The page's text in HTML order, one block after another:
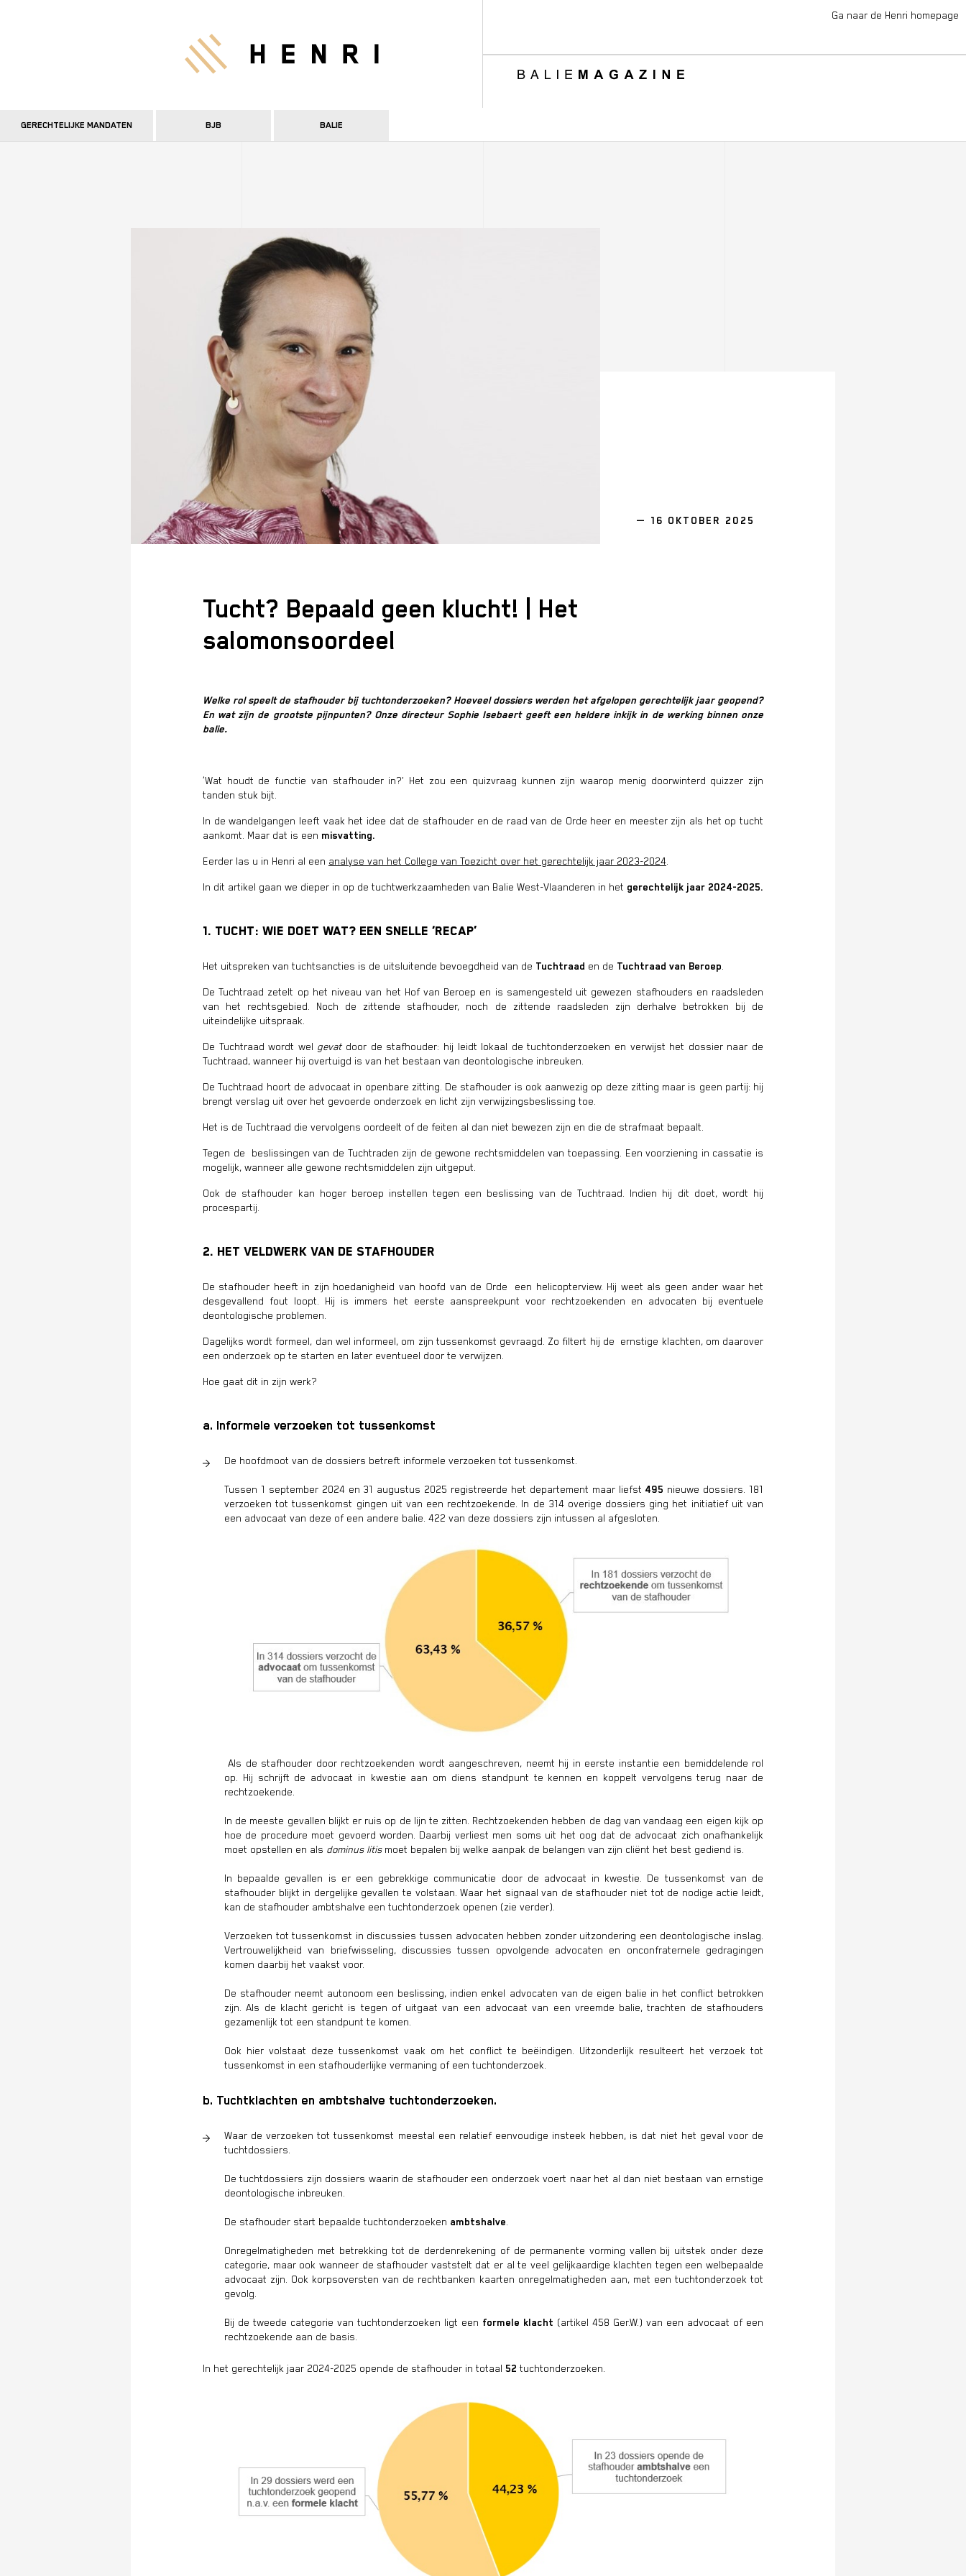
Henri
GERECHTELIJKE MANDATEN BJB BALIE
Ga naar de Henri homepage
— 16 OKTOBER 2025
Tucht? Bepaald geen klucht! | Het
salomonsoordeel
Welke rol speelt de stafhouder bij tuchtonderzoeken? Hoeveel dossiers werden het afgelopen gerechtelijk jaar geopend?
En wat zijn de grootste pijnpunten? Onze directeur Sophie Isebaert geeft een heldere inkijk in de werking binnen onze
balie.
‘Wat houdt de functie van stafhouder in?’ Het zou een quizvraag kunnen zijn waarop menig doorwinterd quizzer zijn
tanden stuk bijt.
In de wandelgangen leeft vaak het idee dat de stafhouder en de raad van de Orde heer en meester zijn als het op tucht
aankomt. Maar dat is een misvatting.
Eerder las u in Henri al een analyse van het College van Toezicht over het gerechtelijk jaar 2023-2024.
In dit artikel gaan we dieper in op de tuchtwerkzaamheden van Balie West-Vlaanderen in het gerechtelijk jaar 2024-2025.
1. Tucht: wie doet wat? Een snelle ‘recap’
Het uitspreken van tuchtsancties is de uitsluitende bevoegdheid van de Tuchtraad en de Tuchtraad van Beroep.
De Tuchtraad zetelt op het niveau van het Hof van Beroep en is samengesteld uit gewezen stafhouders en raadsleden
van het rechtsgebied. Noch de zittende stafhouder, noch de zittende raadsleden zijn derhalve betrokken bij de
uiteindelijke uitspraak.
De Tuchtraad wordt wel gevatdoor de stafhouder: hij leidt lokaal de tuchtonderzoeken en verwijst het dossier naar de
Tuchtraad, wanneer hij overtuigd is van het bestaan van deontologische inbreuken.
De Tuchtraad hoort de advocaat in openbare zitting. De stafhouder is ook aanwezig op deze zitting maar is geen partij: hij
brengt verslag uit over het gevoerde onderzoek en licht zijn verwijzingsbeslissing toe.
Het is de Tuchtraad die vervolgens oordeelt of de feiten al dan niet bewezen zijn en die de strafmaat bepaalt.
Tegen de beslissingen van de Tuchtraden zijn de gewone rechtsmiddelen van toepassing. Een voorziening in cassatie is
mogelijk, wanneer alle gewone rechtsmiddelen zijn uitgeput.
Ook de stafhouder kan hoger beroep instellen tegen een beslissing van de Tuchtraad. Indien hij dit doet, wordt hij
procespartij.
2. Het veldwerk van de stafhouder
De stafhouder heeft in zijn hoedanigheid van hoofd van de Orde een helicopterview. Hij weet als geen ander waar het
desgevallend fout loopt. Hij is immers het eerste aanspreekpunt voor rechtzoekenden en advocaten bij eventuele
deontologische problemen.
Dagelijks wordt formeel, dan wel informeel, om zijn tussenkomst gevraagd. Zo filtert hij de ernstige klachten, om daarover
een onderzoek op te starten en later eventueel door te verwijzen.
Hoe gaat dit in zijn werk?
a. Informele verzoeken tot tussenkomst
De hoofdmoot van de dossiers betreft informele verzoeken tot tussenkomst.
Tussen 1 september 2024 en 31 augustus 2025 registreerde het departement maar liefst 495 nieuwe dossiers. 181
verzoeken tot tussenkomst gingen uit van een rechtzoekende. In de 314 overige dossiers ging het initiatief uit van
een advocaat van deze of een andere balie. 422 van deze dossiers zijn intussen al afgesloten.
Als de stafhouder door rechtzoekenden wordt aangeschreven, neemt hij in eerste instantie een bemiddelende rol
op. Hij schrijft de advocaat in kwestie aan om diens standpunt te kennen en koppelt vervolgens terug naar de
rechtzoekende.
In de meeste gevallen blijkt er ruis op de lijn te zitten. Rechtzoekenden hebben de dag van vandaag een eigen kijk op
hoe de procedure moet gevoerd worden. Daarbij verliest men soms uit het oog dat de advocaat zich onafhankelijk
moet opstellen en als dominus litis moet bepalen bij welke aanpak de belangen van zijn cliënt het best gediend is.
In bepaalde gevallen is er een gebrekkige communicatie door de advocaat in kwestie. De tussenkomst van de
stafhouder blijkt in dergelijke gevallen te volstaan. Waar het signaal van de stafhouder niet tot de nodige actie leidt,
kan de stafhouder ambtshalve een tuchtonderzoek openen (zie verder).
Verzoeken tot tussenkomst in discussies tussen advocaten hebben zonder uitzondering een deontologische inslag.
Vertrouwelijkheid van briefwisseling, discussies tussen opvolgende advocaten en onconfraternele gedragingen
komen daarbij het vaakst voor.
De stafhouder neemt autonoom een beslissing, indien enkel advocaten van de eigen balie in het conflict betrokken
zijn. Als de klacht gericht is tegen of uitgaat van een advocaat van een vreemde balie, trachten de stafhouders
gezamenlijk tot een standpunt te komen.
Ook hier volstaat deze tussenkomst vaak om het conflict te beëindigen. Uitzonderlijk resulteert het verzoek tot
tussenkomst in een stafhouderlijke vermaning of een tuchtonderzoek.
b. Tuchtklachten en ambtshalve tuchtonderzoeken.
Waar de verzoeken tot tussenkomst meestal een relatief eenvoudige insteek hebben, is dat niet het geval voor de
tuchtdossiers.
De tuchtdossiers zijn dossiers waarin de stafhouder een onderzoek voert naar het al dan niet bestaan van ernstige
deontologische inbreuken.
De stafhouder start bepaalde tuchtonderzoeken ambtshalve.
Onregelmatigheden met betrekking tot de derdenrekening of de permanente vorming vallen bij uitstek onder deze
categorie, maar ook wanneer de stafhouder vaststelt dat er al te veel gelijkaardige klachten tegen een welbepaalde
advocaat zijn. Ook korpsoversten van de rechtbanken kaarten onregelmatigheden aan, met een tuchtonderzoek tot
gevolg.
Bij de tweede categorie van tuchtonderzoeken ligt een formele klacht (artikel 458 Ger.W.) van een advocaat of een
rechtzoekende aan de basis.
In het gerechtelijk jaar 2024-2025 opende de stafhouder in totaal 52 tuchtonderzoeken.